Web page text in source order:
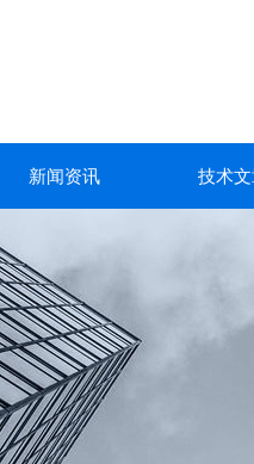
新闻资讯 技术